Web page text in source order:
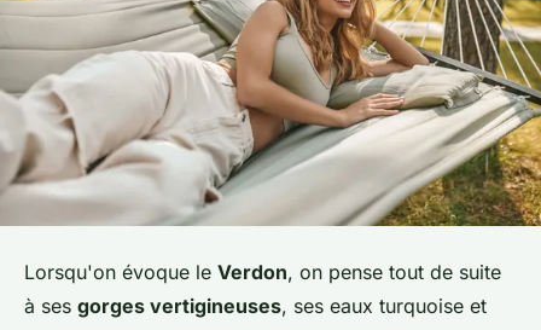
Lorsqu'on évoque le Verdon, on pense tout de suite
à ses gorges vertigineuses, ses eaux turquoise et